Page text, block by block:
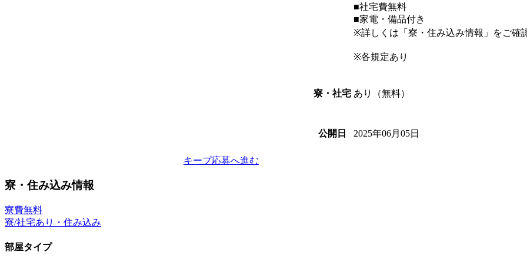
■社宅費無料
■家電・備品付き
※詳しくは「寮・住み込み情報」をご確
※各規定あり
寮・社宅 あり（無料）
公開日 2025年06月05日
キープ応募へ進む
寮・住み込み情報
寮費無料
寮/社宅あり・住み込み
部屋タイプ